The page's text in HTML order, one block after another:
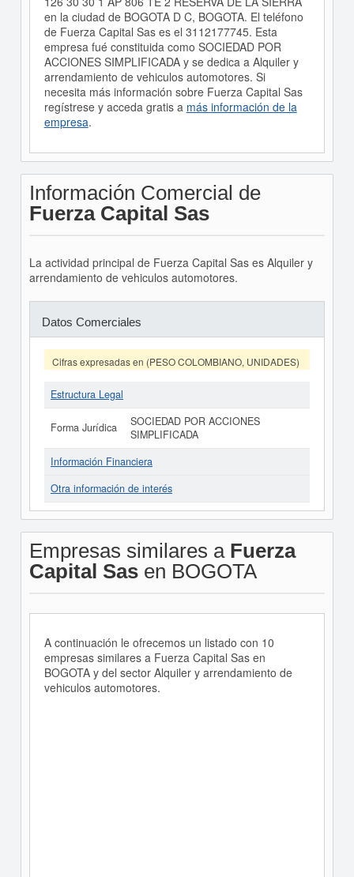
en la ciudad de BOGOTA D C, BOGOTA. El teléfono
de Fuerza Capital Sas es el 3112177745. Esta
empresa fué constituida como SOCIEDAD POR
ACCIONES SIMPLIFICADA y se dedica a Alquiler y
arrendamiento de vehiculos automotores. Si
necesita más información sobre Fuerza Capital Sas
regístrese y acceda gratis a más información de la
empresa.
Información Comercial de
Fuerza Capital Sas
La actividad principal de Fuerza Capital Sas es Alquiler y
arrendamiento de vehiculos automotores.
Datos Comerciales
Cifras expresadas en (PESO COLOMBIANO, UNIDADES)
Estructura Legal
Forma Jurídica
SOCIEDAD POR ACCIONES
SIMPLIFICADA
Información Financiera
Otra información de interés
Empresas similares a Fuerza
Capital Sasen BOGOTA
A continuación le ofrecemos un listado con 10
empresas similares a Fuerza Capital Sas en
BOGOTA y del sector Alquiler y arrendamiento de
vehiculos automotores.